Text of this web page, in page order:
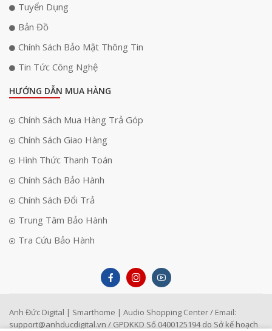
Lắp đặt dễ dàng, di chuyển tiện lợi
Không cần đến dụng cụ chuyên dụng, người dùng có thể lắp đặt và tháo
phần khung chắc chắn giúp giữ máy chiếu ổn định trong quá trình sử
dụng. Dù đặt trên sàn gỗ, gạch hay thảm, chân đứng đều giữ được sự
tiện lợi và không gây phiền toái. Đây là một điểm cộng lớn cho người
dùng thường xuyên thay đổi bố trí không gian.
Tuyển Dụng
Bản Đồ
Chính Sách Bảo Mật Thông Tin
Tin Tức Công Nghệ
HƯỚNG DẪN MUA HÀNG
Chính Sách Mua Hàng Trả Góp
Chính Sách Giao Hàng
Hình Thức Thanh Toán
Chính Sách Bảo Hành
Chính Sách Đổi Trả
Trung Tâm Bảo Hành
Tra Cứu Bảo Hành
Anh Đức Digital | Smarthome | Audio Shopping Center / Email:
support@anhducdigital.vn / GPDKKD Số 0400125194 do Sở kế hoạch